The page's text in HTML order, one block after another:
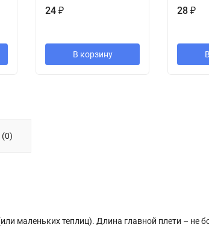
24 ₽
В корзину
28 ₽
маленьких теплиц). Длина главной плети – не